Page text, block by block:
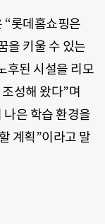
“롯데홈쇼핑은
을 키울 수 있는
후된 시설을 리모
성해 왔다”며
은 학습 환경을
계획”이라고 말